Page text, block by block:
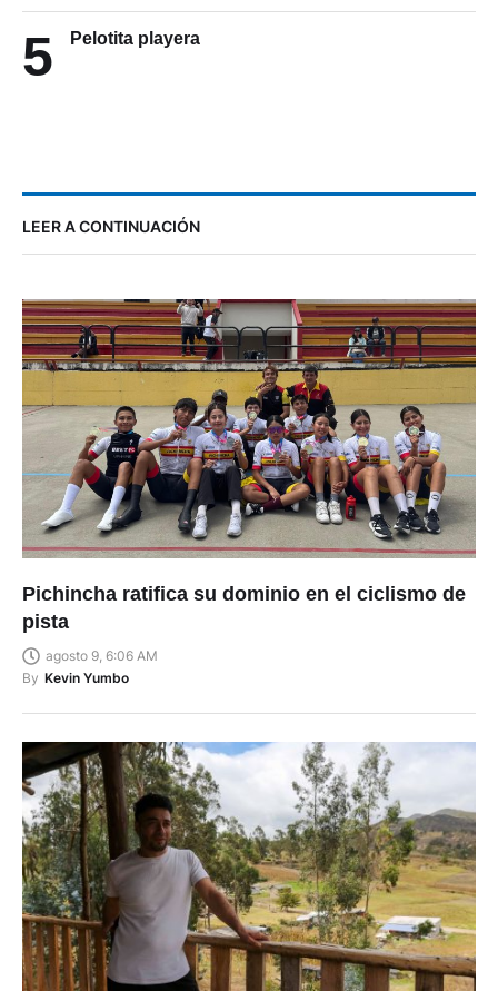
5 Pelotita playera
LEER A CONTINUACIÓN
Pichincha ratifica su dominio en el ciclismo de
pista
agosto 9, 6:06 AM
By Kevin Yumbo